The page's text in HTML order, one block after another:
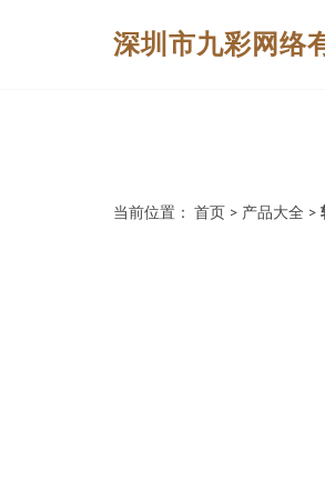
深圳市九彩网络
当前位置： 首页 > 产品大全 >